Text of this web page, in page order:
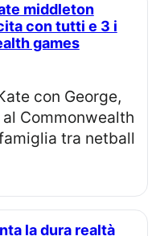
con tutti e 3 i
games
Commonwealth
tra netball